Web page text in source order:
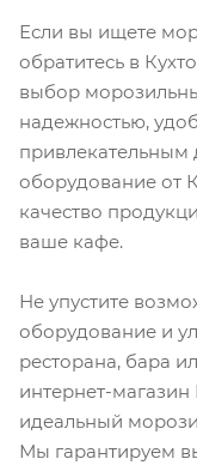
Если вы ищете
обратитесь в
выбор
надежностью,
привлекательным
оборудование от
качество
ваше кафе.
Не упустите
оборудование и
ресторана, бара
интернет-
идеальный
Мы гарантируем